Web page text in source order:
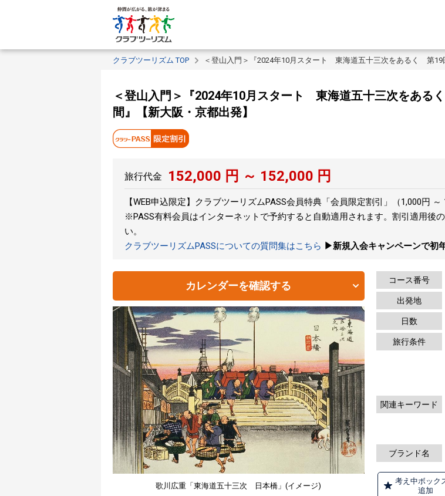
クラブツーリズム TOP ＜登山入門＞『2024年10月スタート 東海道五十三次をあるく 第
＜登山入門＞『2024年10月スタート 東海道五十三次をあ
間』【新大阪・京都出発】
旅行代金 152,000 円 ～ 152,000 円
【WEB申込限定】クラブツーリズムPASS会員特典「会員限定割引」（1,000円 ～
※PASS有料会員はインターネットで予約すると自動適用されます。割引適用後
い。
クラブツーリズムPASSについての質問集はこちら ▶新規入会キャンペーンで初
カレンダーを確認する
歌川広重「東海道五十三次 日本橋」(イメージ)
コース番号
出発地
日数
旅行条件
関連キーワード
ブランド名
考え中ボック
追加